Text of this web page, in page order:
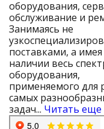
оборудования,
обслуживание и
Занимаясь не
поставками, а имея
наличии весь
оборудования,
применяемого для
самых
задач... Читать еще